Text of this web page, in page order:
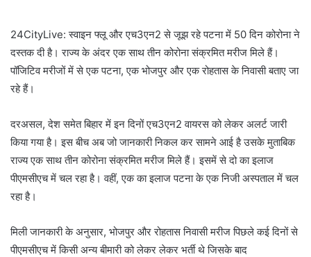
24CityLive: स्वाइन फ्लू और एच3एन2 से जूझ रहे पटना में 50 दिन कोरोना ने
दस्तक दी है। राज्य के अंदर एक साथ तीन कोरोना संक्रमित मरीज मिले हैं।
पॉजिटिव मरीजों में से एक पटना, एक भोजपुर और एक रोहतास के निवासी बताए जा
रहे हैं।
दरअसल, देश समेत बिहार में इन दिनों एच3एन2 वायरस को लेकर अलर्ट जारी
किया गया है। इस बीच अब जो जानकारी निकल कर सामने आई है उसके मुताबिक
राज्य एक साथ तीन कोरोना संक्रमित मरीज मिले हैं। इसमें से दो का इलाज
पीएमसीएच में चल रहा है। वहीं, एक का इलाज पटना के एक निजी अस्पताल में चल
रहा है।
मिली जानकारी के अनुसार, भोजपुर और रोहतास निवासी मरीज पिछले कई दिनों से
पीएमसीएच में किसी अन्य बीमारी को लेकर लेकर भर्ती थे जिसके बाद